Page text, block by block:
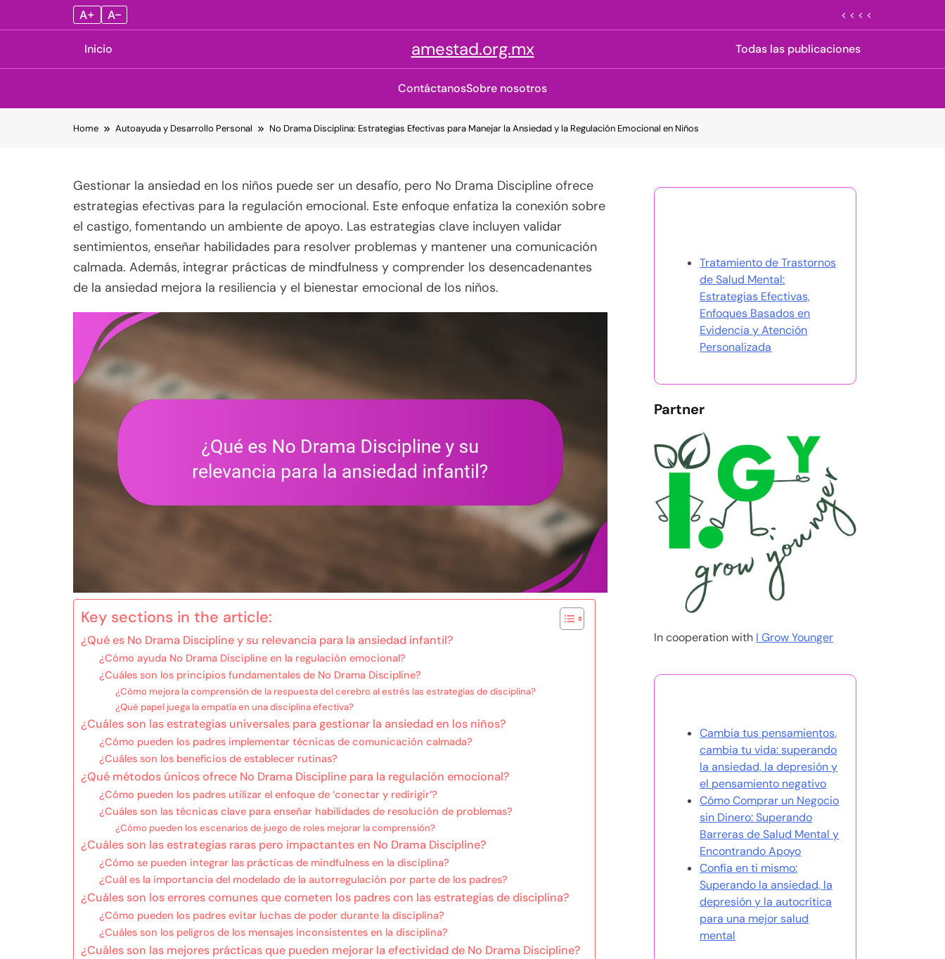
A+ A– < < < <
Inicio amestad.org.mx Todas las publicaciones
ContáctanosSobre nosotros
Home Autoayuda y Desarrollo Personal No Drama Disciplina: Estrategias Efectivas para Manejar la Ansiedad y la Regulación Emocional en Niños
Gestionar la ansiedad en los niños puede ser un desafío, pero No Drama Discipline ofrece
estrategias efectivas para la regulación emocional. Este enfoque enfatiza la conexión sobre
el castigo, fomentando un ambiente de apoyo. Las estrategias clave incluyen validar
sentimientos, enseñar habilidades para resolver problemas y mantener una comunicación
calmada. Además, integrar prácticas de mindfulness y comprender los desencadenantes
de la ansiedad mejora la resiliencia y el bienestar emocional de los niños.
Key sections in the article:
¿Qué es No Drama Discipline y su relevancia para la ansiedad infantil?
¿Cómo ayuda No Drama Discipline en la regulación emocional?
¿Cuáles son los principios fundamentales de No Drama Discipline?
¿Cómo mejora la comprensión de la respuesta del cerebro al estrés las estrategias de disciplina?
¿Qué papel juega la empatía en una disciplina efectiva?
¿Cuáles son las estrategias universales para gestionar la ansiedad en los niños?
¿Cómo pueden los padres implementar técnicas de comunicación calmada?
¿Cuáles son los beneficios de establecer rutinas?
¿Qué métodos únicos ofrece No Drama Discipline para la regulación emocional?
¿Cómo pueden los padres utilizar el enfoque de ‘conectar y redirigir’?
¿Cuáles son las técnicas clave para enseñar habilidades de resolución de problemas?
¿Cómo pueden los escenarios de juego de roles mejorar la comprensión?
¿Cuáles son las estrategias raras pero impactantes en No Drama Discipline?
¿Cómo se pueden integrar las prácticas de mindfulness en la disciplina?
¿Cuál es la importancia del modelado de la autorregulación por parte de los padres?
¿Cuáles son los errores comunes que cometen los padres con las estrategias de disciplina?
¿Cómo pueden los padres evitar luchas de poder durante la disciplina?
¿Cuáles son los peligros de los mensajes inconsistentes en la disciplina?
¿Cuáles son las mejores prácticas que pueden mejorar la efectividad de No Drama Discipline?
Tratamiento de Trastornos
de Salud Mental:
Estrategias Efectivas,
Enfoques Basados en
Evidencia y Atención
Personalizada
Partner
In cooperation with I Grow Younger
Cambia tus pensamientos,
cambia tu vida: superando
la ansiedad, la depresión y
el pensamiento negativo
Cómo Comprar un Negocio
sin Dinero: Superando
Barreras de Salud Mental y
Encontrando Apoyo
Confía en ti mismo:
Superando la ansiedad, la
depresión y la autocrítica
para una mejor salud
mental